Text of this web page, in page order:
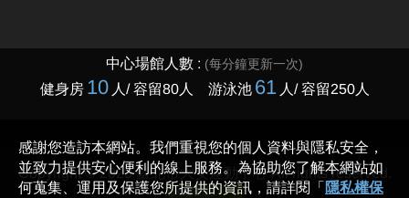
Copyright © 2023 臺北市大安運動中心 All rights reserved.